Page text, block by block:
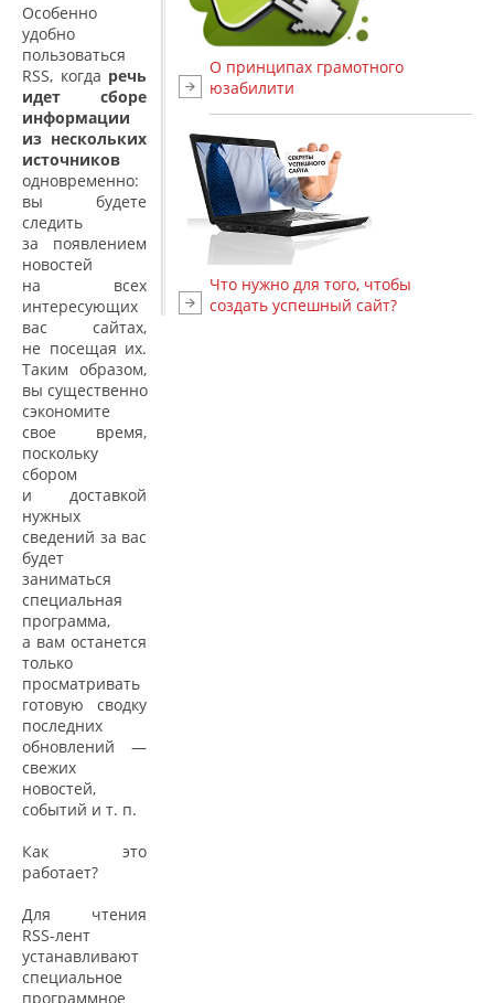
Особенно
удобно
пользоваться
RSS, когда речь
идет
сборе
информации
из нескольких
источников
одновременно:
вы будете
следить
за появлением
новостей
на всех
интересующих
вас сайтах,
не посещая их.
Таким образом,
вы существенно
сэкономите
свое время,
поскольку
сбором
и доставкой
нужных
сведений за вас
будет
заниматься
специальная
программа,
а вам останется
только
просматривать
готовую сводку
последних
обновлений —
свежих
новостей,
событий и т. п.
Как это
работает?
Для чтения
RSS-лент
устанавливают
специальное
программное
О принципах грамотного
юзабилити
Что нужно для того, чтобы
создать успешный сайт?